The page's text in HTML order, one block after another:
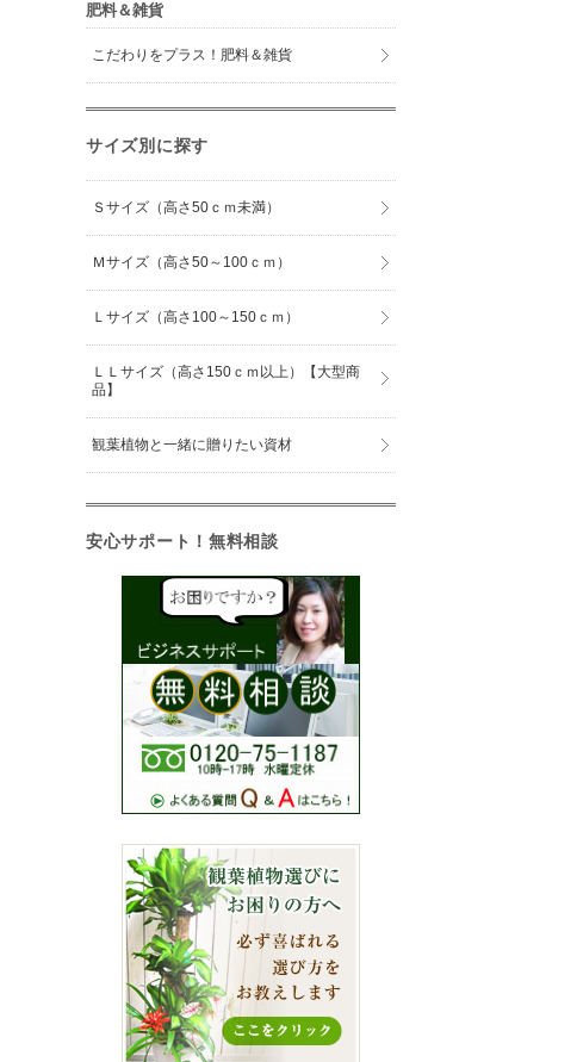
肥料＆雑貨
こだわりをプラス！肥料＆雑貨
サイズ別に探す
Ｓサイズ（高さ50ｃｍ未満）
Ｍサイズ（高さ50～100ｃｍ）
Ｌサイズ（高さ100～150ｃｍ）
ＬＬサイズ（高さ150ｃｍ以上）【大型商
品】
観葉植物と一緒に贈りたい資材
安心サポート！無料相談